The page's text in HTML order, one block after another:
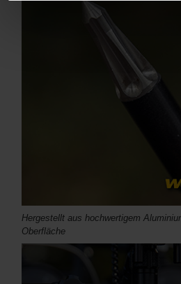
Hergestellt aus hochwertigem
Oberfläche